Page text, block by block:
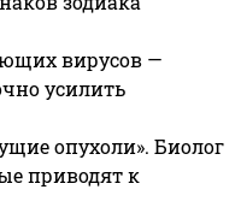
вирусов —
усилить
опухоли». Биолог
приводят к